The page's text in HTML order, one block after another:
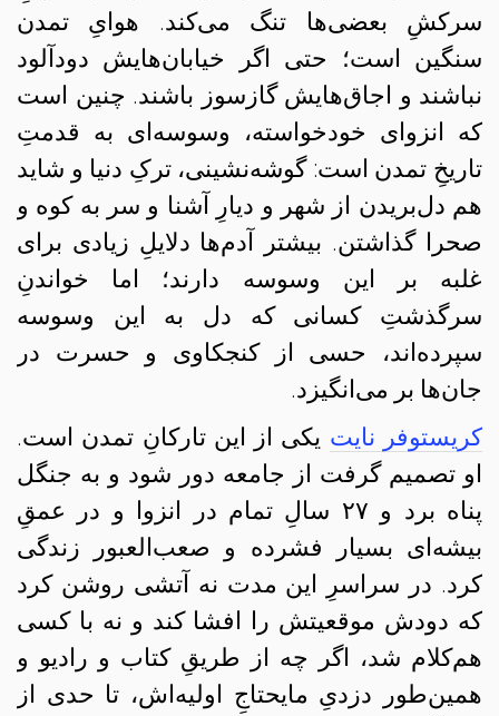
سرکشِ بعضی‌ها تنگ می‌کند. هوایِ تمدن
سنگین است؛ حتی اگر خیابان‌هایش دودآلود
نباشند و اجاق‌هایش گازسوز باشند. چنین است
که انزوای خودخواسته، وسوسه‌ای به قدمتِ
تاریخِ تمدن است: گوشه‌نشینی، ترکِ دنیا و شاید
هم دل‌بریدن از شهر و دیارِ آشنا و سر به کوه و
صحرا گذاشتن. بیشتر آدم‌ها دلایلِ زیادی برای
غلبه بر این وسوسه‌ دارند؛ اما خواندنِ
سرگذشتِ کسانی که دل‌ به این وسوسه
سپرده‌اند، حسی از کنجکاوی و حسرت در
جان‌ها بر می‌انگیزد.
کریستوفر نایت یکی از این تارکانِ تمدن است.
او تصمیم گرفت از جامعه دور شود و به جنگل
پناه برد و ۲۷ سالِ تمام در انزوا و در عمقِ
بیشه‌ای بسیار فشرده و صعب‌العبور زندگی
کرد. در سراسرِ این مدت نه آتشی روشن کرد
که دودش موقعیتش را افشا کند و نه با کسی
هم‌کلام شد، اگر چه از طریقِ کتاب و رادیو و
همین‌طور دزدیِ مایحتاجِ اولیه‌اش، تا حدی از